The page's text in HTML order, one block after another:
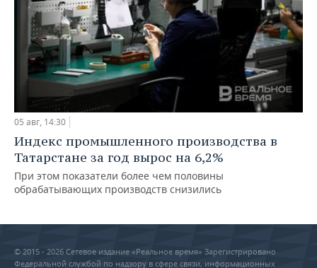
05 авг, 14:30
Индекс промышленного производства в
Татарстане за год вырос на 6,2%
При этом показатели более чем половины
обрабатывающих производств снизились
© 2015 - 2026 Сетевое издание «Реальное время» Зарегистрировано
Федеральной службой по надзору в сфере связи, информационных